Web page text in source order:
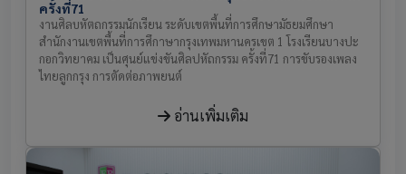
ครั้งที่71
งานศิลบหัตถกรรมนักเรียน ระดับเขตพื้นที่การศึกษามัธยมศึกษา
สำนักงานเขตพื้นที่การศึกาษากรุงเทพมหานครเขต 1 โรงเรียนบางปะ
กอกวิทยาคม เป็นศุนย์แข่งขันศิลปหัถกรรม ครั้งที่71 การขับรองเพลง
ไทยลูกกรุง การตัดต่อภาพยนต์
อ่านเพิ่มเติม